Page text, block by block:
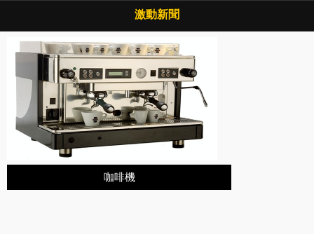
激動新聞
咖啡機
Copyright © 2026 ·激動新聞